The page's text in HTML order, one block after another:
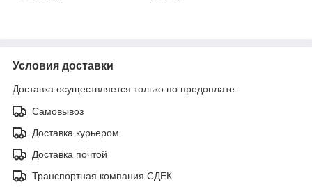
Условия доставки
Доставка осуществляется только по предоплате.
Самовывоз
Доставка курьером
Доставка почтой
Транспортная компания СДЕК